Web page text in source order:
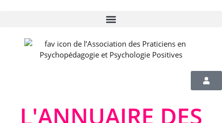
L'ANNUAIRE DES